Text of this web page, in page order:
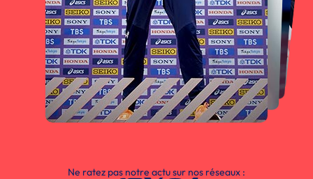
Ne ratez pas notre actu sur nos réseaux :